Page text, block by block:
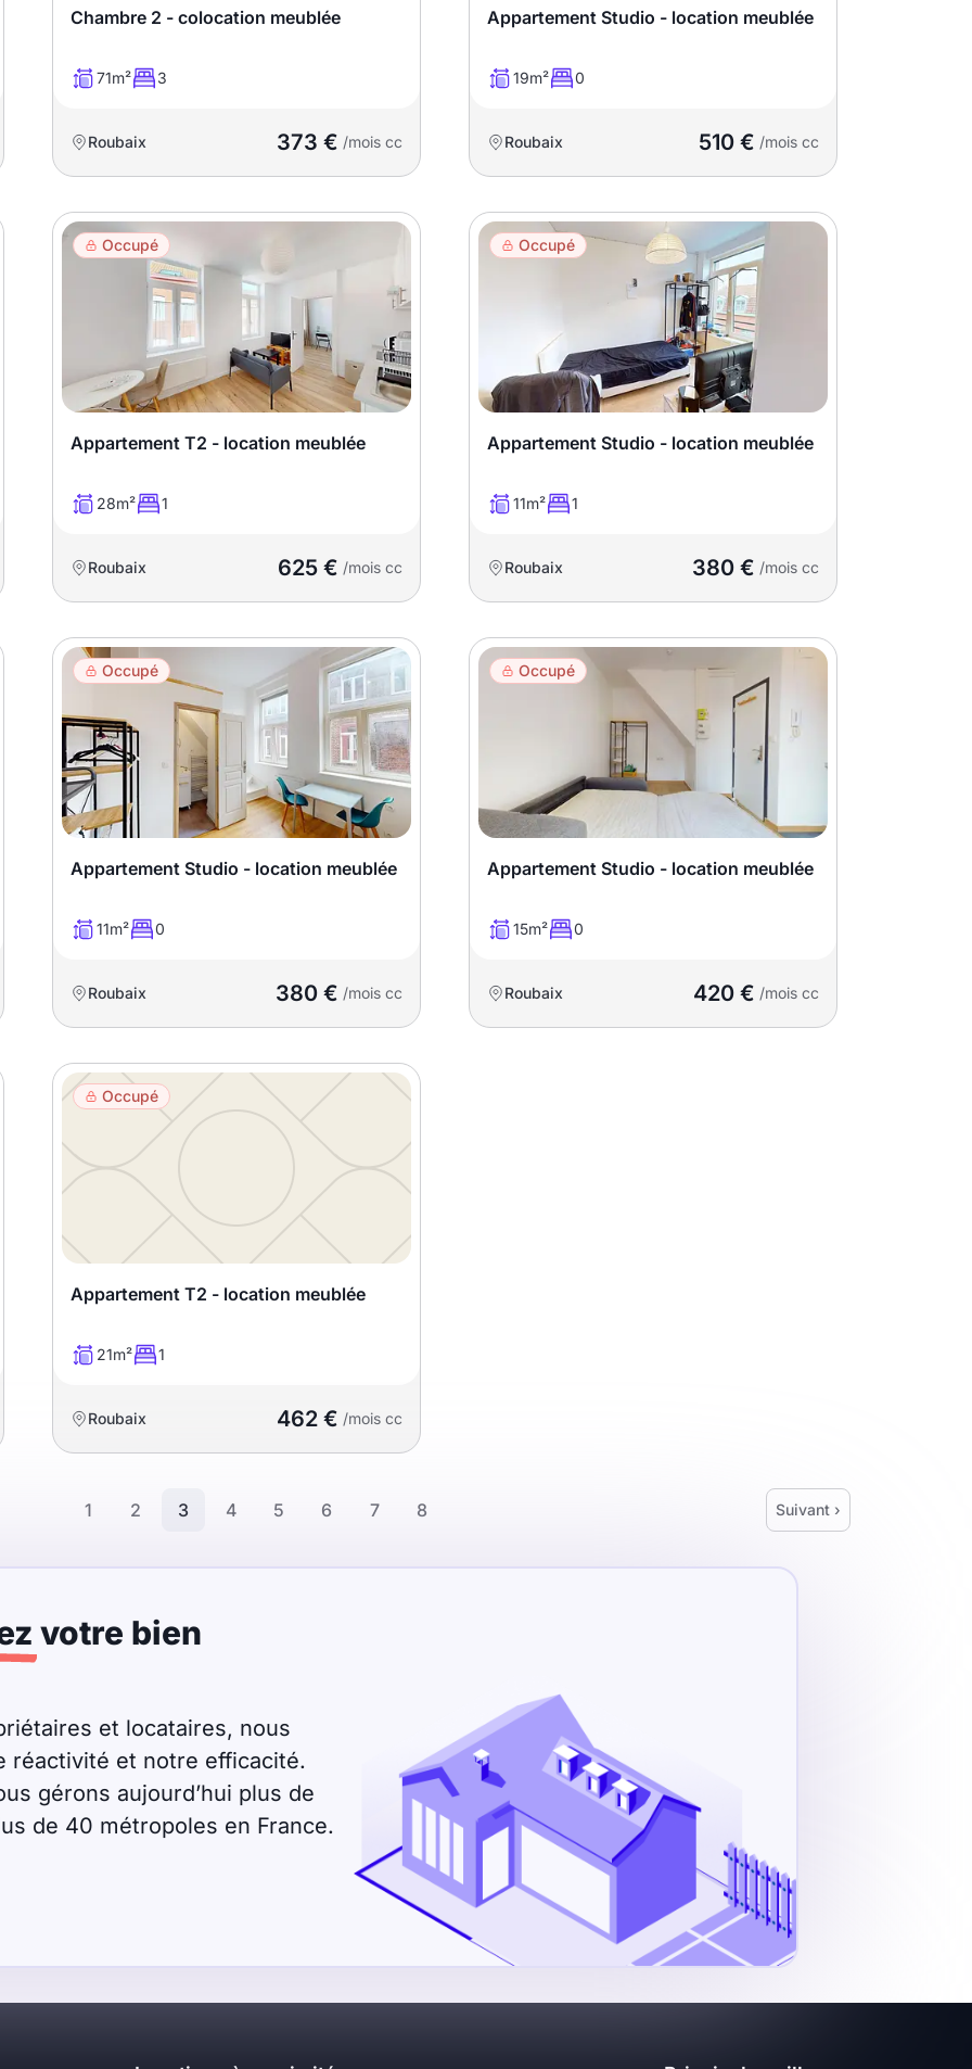
Chambre 2 - colocation meublée
71m² 3
Roubaix 373 € /mois cc
Appartement Studio - location meublée
19m² 0
Roubaix 510 € /mois cc
Occupé
Appartement T2 - location meublée
28m² 1
Roubaix 625 € /mois cc
Occupé
Appartement Studio - location meublée
11m² 1
Roubaix 380 € /mois cc
Occupé
Appartement Studio - location meublée
11m² 0
Roubaix 380 € /mois cc
Occupé
Appartement Studio - location meublée
15m² 0
Roubaix 420 € /mois cc
Occupé
Appartement T2 - location meublée
21m² 1
Roubaix 462 € /mois cc
1 2 3 4 5 6 7 8 Suivant ›
votre bien
et locataires, nous
réactivité et notre efficacité.
gérons aujourd’hui plus de
de 40 métropoles en France.